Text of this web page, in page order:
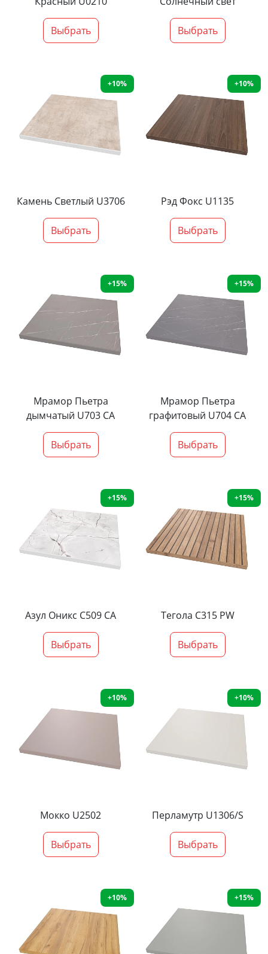
Выбрать Выбрать
+10%
Камень Светлый U3706
Выбрать
+10%
Рэд Фокс U1135
Выбрать
+15%
Мрамор Пьетра
дымчатый U703 CA
Выбрать
+15%
Мрамор Пьетра
графитовый U704 CA
Выбрать
+15%
Азул Оникс С509 СА
Выбрать
+15%
Тегола С315 PW
Выбрать
+10%
Мокко U2502
Выбрать
+10%
Перламутр U1306/S
Выбрать
+10% +15%